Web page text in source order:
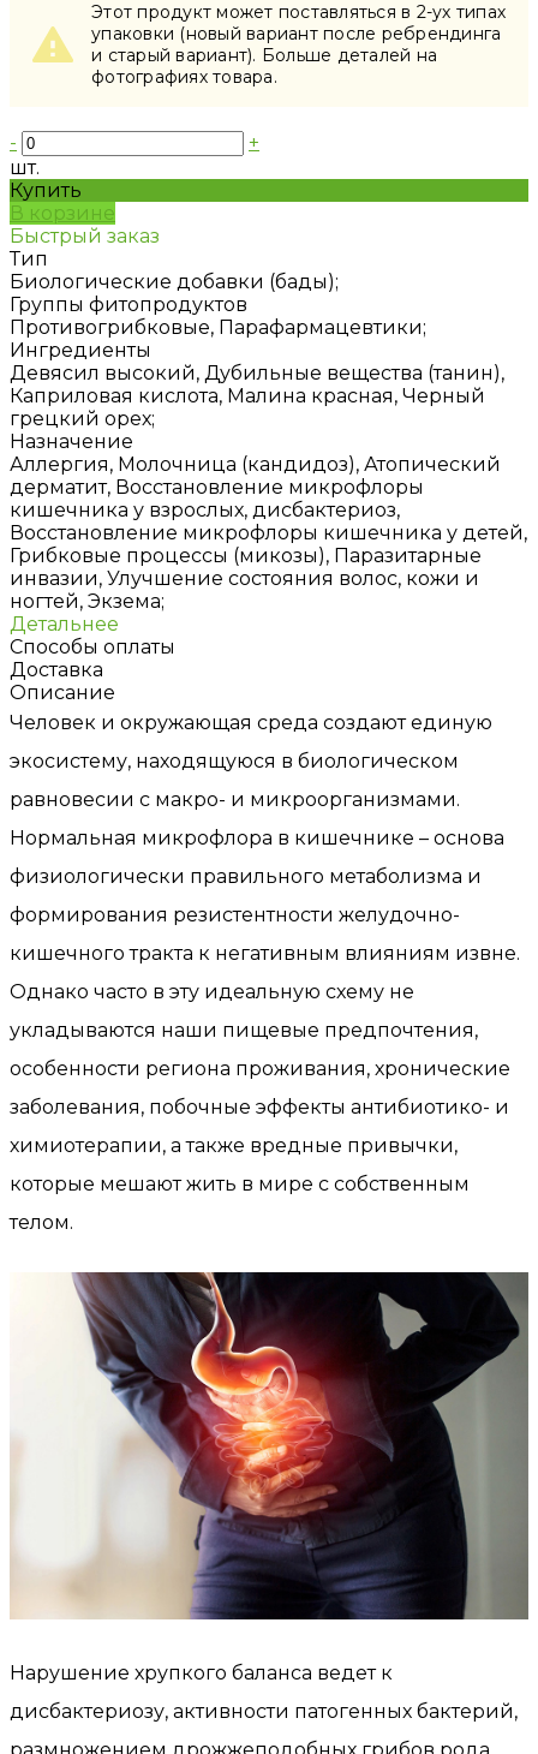
Этот продукт может поставляться в 2-ух типах
упаковки (новый вариант после ребрендинга
и старый вариант). Больше деталей на
фотографиях товара.
-
+
шт.
Купить
В корзине
Быстрый заказ
Тип
Биологические добавки (бады);
Группы фитопродуктов
Противогрибковые, Парафармацевтики;
Ингредиенты
Девясил высокий, Дубильные вещества (танин),
Каприловая кислота, Малина красная, Черный
грецкий орех;
Назначение
Аллергия, Молочница (кандидоз), Атопический
дерматит, Восстановление микрофлоры
кишечника у взрослых, дисбактериоз,
Восстановление микрофлоры кишечника у детей,
Грибковые процессы (микозы), Паразитарные
инвазии, Улучшение состояния волос, кожи и
ногтей, Экзема;
Детальнее
Способы оплаты
Доставка
Описание
Человек и окружающая среда создают единую
экосистему, находящуюся в биологическом
равновесии с макро- и микроорганизмами.
Нормальная микрофлора в кишечнике – основа
физиологически правильного метаболизма и
формирования резистентности желудочно-
кишечного тракта к негативным влияниям извне.
Однако часто в эту идеальную схему не
укладываются наши пищевые предпочтения,
особенности региона проживания, хронические
заболевания, побочные эффекты антибиотико- и
химиотерапии, а также вредные привычки,
которые мешают жить в мире с собственным
телом.
Нарушение хрупкого баланса ведет к
дисбактериозу, активности патогенных бактерий,
размножением дрожжеподобных грибов рода